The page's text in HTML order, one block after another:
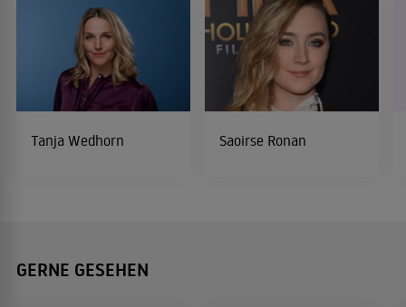
Tanja Wedhorn Saoirse Ronan
GERNE GESEHEN